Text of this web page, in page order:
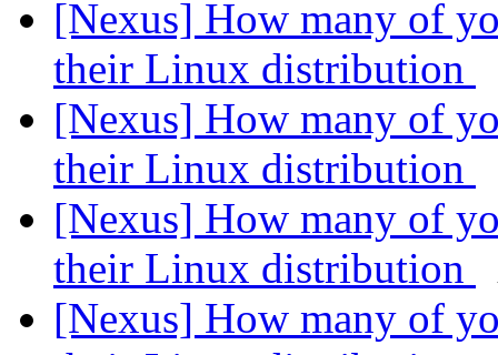
[Nexus] How many of
their Linux distribution
[Nexus] How many of
their Linux distribution
[Nexus] How many of
their Linux distribution
[Nexus] How many of